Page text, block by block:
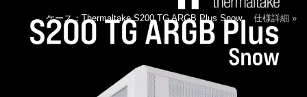
ケース：Thermaltake S200 TG ARGB Plus Snow 仕様詳細 »